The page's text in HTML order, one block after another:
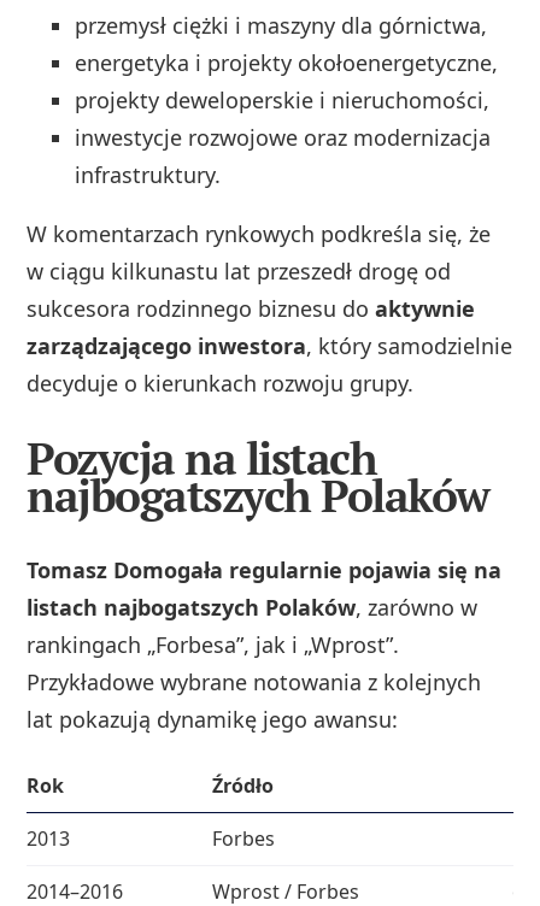
przemysł ciężki i maszyny dla górnictwa,
energetyka i projekty okołoenergetyczne,
projekty deweloperskie i nieruchomości,
inwestycje rozwojowe oraz modernizacja
infrastruktury.
W komentarzach rynkowych podkreśla się, że
w ciągu kilkunastu lat przeszedł drogę od
sukcesora rodzinnego biznesu doaktywnie
zarządzającego inwestora, który samodzielnie
decyduje o kierunkach rozwoju grupy.
Pozycja na listach
najbogatszych Polaków
Tomasz Domogała regularnie pojawia się na
listach najbogatszych Polaków, zarówno w
rankingach „Forbesa”, jak i „Wprost”.
Przykładowe wybrane notowania z kolejnych
lat pokazują dynamikę jego awansu:
Rok Źródło
2013
Forbes
2014–2016
Wprost / Forbes